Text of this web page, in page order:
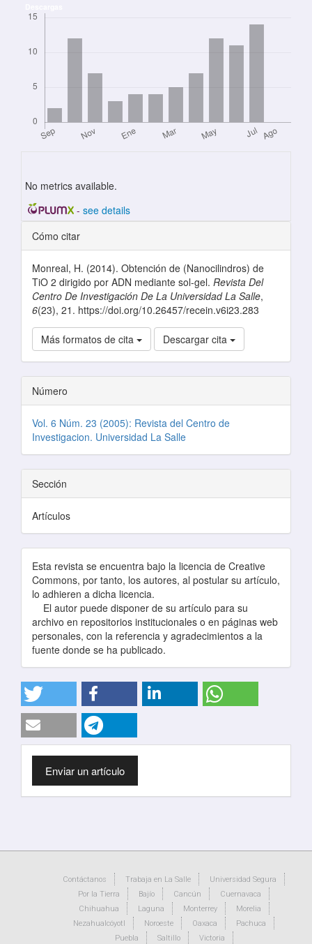
No metrics available.
- see details
Detalles del artículo
Cómo citar
Monreal, H. (2014). Obtención de (Nanocilindros) de
TiO 2 dirigido por ADN mediante sol-gel. Revista Del
Centro De Investigación De La Universidad La Salle,
6(23), 21. https://doi.org/10.26457/recein.v6i23.283
Más formatos de cita Descargar cita
Número
Vol. 6 Núm. 23 (2005): Revista del Centro de
Investigacion. Universidad La Salle
Sección
Artículos
Esta revista se encuentra bajo la licencia de Creative
Commons, por tanto, los autores, al postular su artículo,
lo adhieren a dicha licencia.
El autor puede disponer de su artículo para su
archivo en repositorios institucionales o en páginas web
personales, con la referencia y agradecimientos a la
fuente donde se ha publicado.
Enviar
un
artículo
Enviar un artículo
Contáctanos Trabaja en La Salle
Universidad Segura
Por la Tierra
Bajío Cancún
Cuernavaca
Chihuahua
Laguna Monterrey
Morelia
Nezahualcóyotl
Noroeste Oaxaca
Pachuca
Puebla
Saltillo Victoria